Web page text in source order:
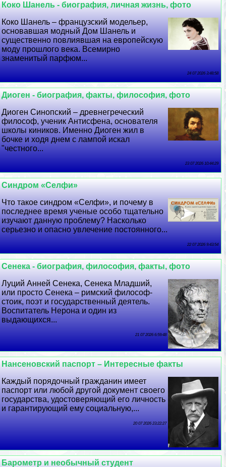
Коко Шанель - биография, личная жизнь, фото
Коко Шанель – французский модельер,
основавшая модный Дом Шанель и
существенно повлиявшая на европейскую
моду прошлого века. Всемирно
знаменитый парфюм...
24 07 2026 3:48:58
Диоген - биография, факты, философия, фото
Диоген Синопский – древнегреческий
философ, ученик Антисфена, основателя
школы киников. Именно Диоген жил в
бочке и ходя днем с лампой искал
"честного...
23 07 2026 10:44:29
Синдром «Селфи»
Что такое синдром «Селфи», и почему в
последнее время ученые особо тщательно
изучают данную проблему? Насколько
серьезно и опасно увлечение постоянного...
22 07 2026 9:43:54
Сенека - биография, философия, факты, фото
Луций Анней Сенека, Сенека Младший,
или просто Сенека – римский философ-
стоик, поэт и государственный деятель.
Воспитатель Нерона и один из
выдающихся...
21 07 2026 6:59:48
Нансеновский паспорт – Интересные факты
Каждый порядочный гражданин имеет
паспорт или любой другой документ своего
государства, удостоверяющий его личность
и гарантирующий ему социальную,...
20 07 2026 23:22:27
Барометр и необычный студент